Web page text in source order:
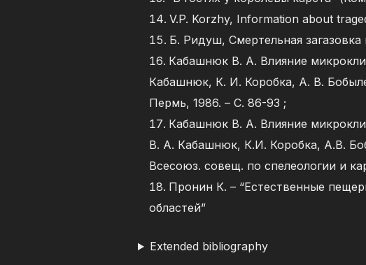
V.P. Korzhy, Information about
Б. Ридуш, Смертельная загазовка
Кабашнюк В. А. Влияние
Кабашнюк, К. И. Коробка, А. В.
Пермь, 1986. – С. 86-93 ;
Кабашнюк В. А. Влияние
В. А. Кабашнюк, К.И. Коробка, А.В.
Всесоюз. совещ. по спелеологии и
Пронин К. – “Естественные
областей”
Extended bibliography